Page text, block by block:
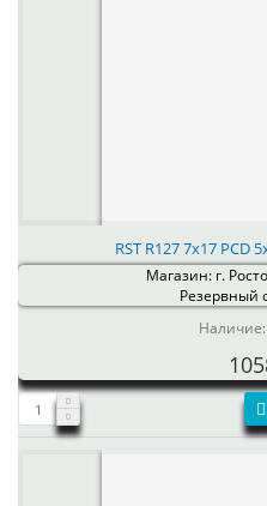
RST R127 7x17 PCD
Магазин: г.
Резервный
Наличие: